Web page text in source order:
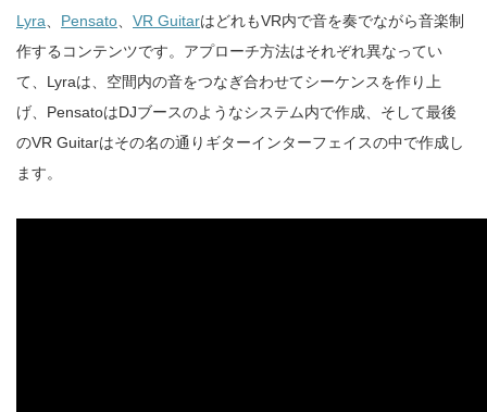
Lyra、 Pensato、 VR GuitarはどれもVR内で音を奏でながら音楽制
作するコンテンツです。アプローチ方法はそれぞれ異なってい
て、Lyraは、空間内の音をつなぎ合わせてシーケンスを作り上
げ、PensatoはDJブースのようなシステム内で作成、そして最後
のVR Guitarはその名の通りギターインターフェイスの中で作成し
ます。